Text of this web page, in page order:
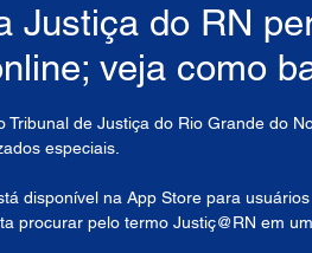
Justiça do RN
veja como
5 estrelas.
Tribunal de Justiça do Rio Grande do
especiais.
disponível na App Store para
procurar pelo termo Justiç@RN em